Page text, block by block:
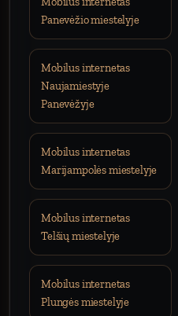
Panevėžio miestelyje
Mobilus internetas
Naujamiestyje
Panevėžyje
Mobilus internetas
Marijampolės miestelyje
Mobilus internetas
Telšių miestelyje
Mobilus internetas
Plungės miestelyje